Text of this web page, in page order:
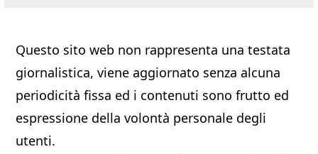
Questo sito web non rappresenta una testata
giornalistica, viene aggiornato senza alcuna
periodicità fissa ed i contenuti sono frutto ed
espressione della volontà personale degli
utenti.